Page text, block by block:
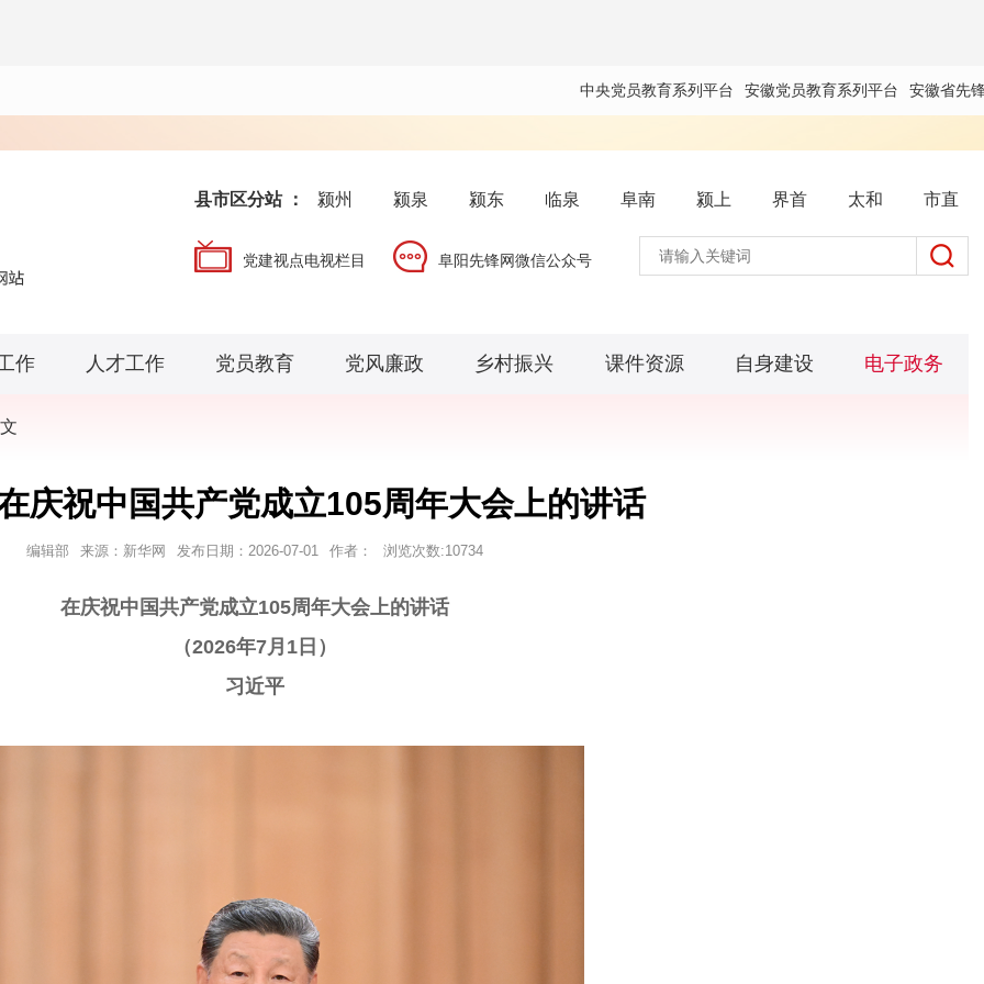
中央党员教育系列平台 安徽党员教育系列平台 安徽省先
县市区分站 ： 颍州 颍泉 颍东 临泉 阜南 颍上 界首 太和 市直
党建视点电视栏目 阜阳先锋网微信公众号
作 人才工作 党员教育 党风廉政 乡村振兴 课件资源 自身建设 电子政务
庆祝中国共产党成立105周年大会上的讲话
编辑部 来源：新华网 发布日期： 2026-07-01 作者： 浏览次数:10734
在庆祝中国共产党成立105周年大会上的讲话
（2026年7月1日）
习近平